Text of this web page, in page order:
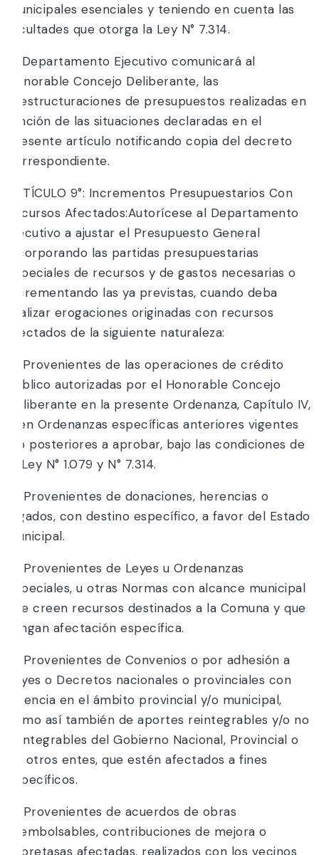
municipales esenciales y teniendo en cuenta las
facultades que otorga la Ley N° 7.314.
El Departamento Ejecutivo comunicará al
Honorable Concejo Deliberante, las
reestructuraciones de presupuestos realizadas en
función de las situaciones declaradas en el
presente artículo notificando copia del decreto
correspondiente.
ARTÍCULO 9°: Incrementos Presupuestarios Con
Recursos Afectados:Autorícese al Departamento
Ejecutivo a ajustar el Presupuesto General
incorporando las partidas presupuestarias
especiales de recursos y de gastos necesarias o
incrementando las ya previstas, cuando deba
realizar erogaciones originadas con recursos
afectados de la siguiente naturaleza:
a) Provenientes de las operaciones de crédito
público autorizadas por el Honorable Concejo
Deliberante en la presente Ordenanza, Capítulo IV,
o en Ordenanzas específicas anteriores vigentes
y/o posteriores a aprobar, bajo las condiciones de
la Ley N° 1.079 y N° 7.314.
b) Provenientes de donaciones, herencias o
legados, con destino específico, a favor del Estado
Municipal.
c) Provenientes de Leyes u Ordenanzas
especiales, u otras Normas con alcance municipal
que creen recursos destinados a la Comuna y que
tengan afectación específica.
d) Provenientes de Convenios o por adhesión a
Leyes o Decretos nacionales o provinciales con
vigencia en el ámbito provincial y/o municipal,
como así también de aportes reintegrables y/o no
reintegrables del Gobierno Nacional, Provincial o
de otros entes, que estén afectados a fines
específicos.
e) Provenientes de acuerdos de obras
reembolsables, contribuciones de mejora o
sobretasas afectadas, realizados con los vecinos